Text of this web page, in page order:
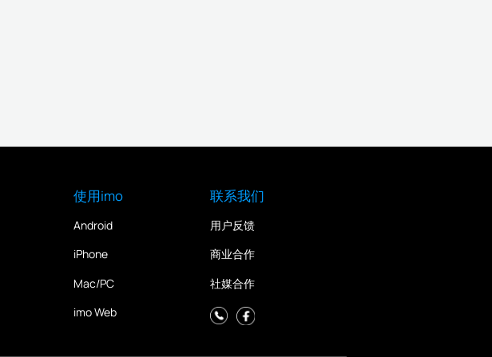
使用imo
Android
iPhone
Mac/PC
imo Web
联系我们
用户反馈
商业合作
社媒合作